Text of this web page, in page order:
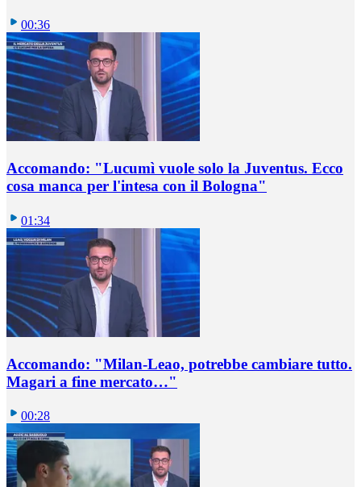
00:36
Accomando: "Lucumì vuole solo la Juventus. Ecco
cosa manca per l'intesa con il Bologna"
01:34
Accomando: "Milan-Leao, potrebbe cambiare tutto.
Magari a fine mercato…"
00:28